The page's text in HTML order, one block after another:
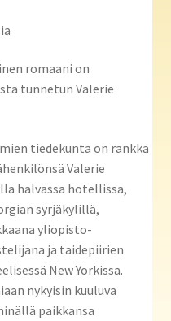
romaani on
tunnetun Valerie
tiedekunta on rankka
Valerie
halvassa hotellissa,
syrjäkylillä,
yliopisto-
ja taidepiirien
New Yorkissa.
nykyisin kuuluva
paikkansa